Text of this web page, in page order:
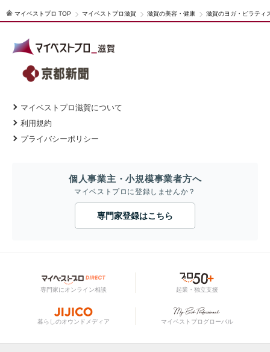
マイベストプロ TOP マイベストプロ滋賀 滋賀の美容・健康 滋賀のヨガ・ピラティ
マイベストプロ滋賀について
利用規約
プライバシーポリシー
個人事業主・小規模事業者方へ
マイベストプロに登録しませんか？
専門家登録はこちら
専門家にオンライン相談 起業・独立支援
暮らしのオウンドメディア マイベストプログローバル